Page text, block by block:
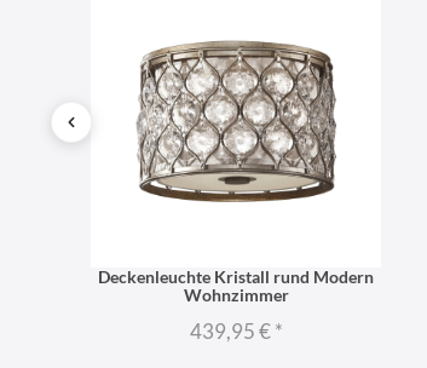
Deckenleuchte Kristall rund Modern
Wohnzimmer
439,95 €*